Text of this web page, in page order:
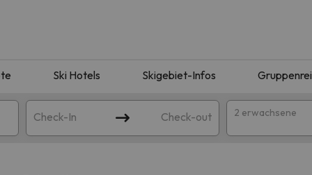
Ski Hotels Skigebiet-Infos
Check-In Check-out 2 erwachsene